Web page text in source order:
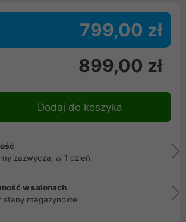
799,00 zł
899,00 zł
Dodaj do koszyka
zazwyczaj w 1 dzień
w salonach
stany magazynowe